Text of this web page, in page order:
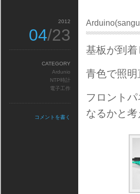
基板が到
青色で照
フロント
なるかと考
2012
04/23
CATEGORY
Ardunio
NTP時計
電子工作
コメントを書く